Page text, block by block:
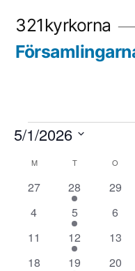
321kyrkorna
5/1/2026
Välj
datum.
Kalender
av
MMÅNDAG TTISDAG O
0
evenemang
27
1
evenemang
28
0
29
0
evenemang
4
1
evenemang
5
0
6
0
evenemang
11
1
evenemang
12
0
13
0
18
1
19
0
20